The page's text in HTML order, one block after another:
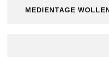
MEDIENTAGE